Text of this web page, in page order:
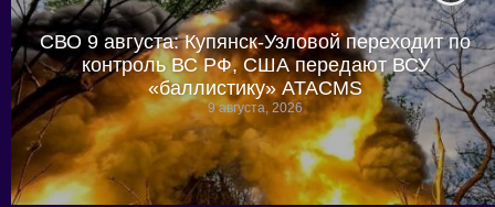
СВО 9 августа: Купянск-Узловой переходит по
контроль ВС РФ, США передают ВСУ
«баллистику» ATACMS
9 августа, 2026